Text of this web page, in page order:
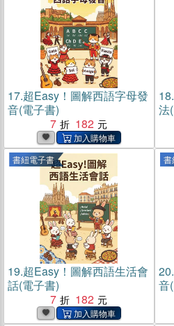
17.超Easy！圖解西語字母發
音(電子書)
7
182
18.
法
書紐電子書
19.超Easy！圖解西語生活會
話(電子書)
7
182
書
20.
音